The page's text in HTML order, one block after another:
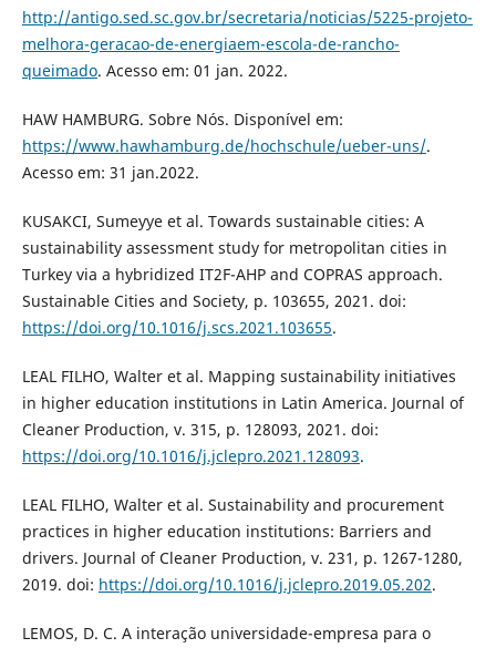
http://antigo.sed.sc.gov.br/secretaria/noticias/5225-projeto-
melhora-geracao-de-energiaem-escola-de-rancho-
queimado. Acesso em: 01 jan. 2022.
HAW HAMBURG. Sobre Nós. Disponível em:
https://www.hawhamburg.de/hochschule/ueber-uns/.
Acesso em: 31 jan.2022.
KUSAKCI, Sumeyye et al. Towards sustainable cities: A
sustainability assessment study for metropolitan cities in
Turkey via a hybridized IT2F-AHP and COPRAS approach.
Sustainable Cities and Society, p. 103655, 2021. doi:
https://doi.org/10.1016/j.scs.2021.103655.
LEAL FILHO, Walter et al. Mapping sustainability initiatives
in higher education institutions in Latin America. Journal of
Cleaner Production, v. 315, p. 128093, 2021. doi:
https://doi.org/10.1016/j.jclepro.2021.128093.
LEAL FILHO, Walter et al. Sustainability and procurement
practices in higher education institutions: Barriers and
drivers. Journal of Cleaner Production, v. 231, p. 1267-1280,
2019. doi: https://doi.org/10.1016/j.jclepro.2019.05.202.
LEMOS, D. C. A interação universidade-empresa para o